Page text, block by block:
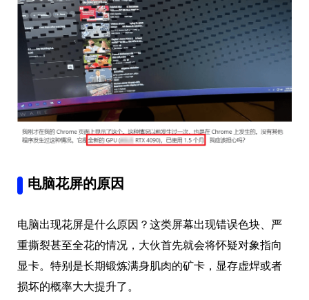
电脑花屏的原因
电脑出现花屏是什么原因？这类屏幕出现错误色块、严
重撕裂甚至全花的情况，大伙首先就会将怀疑对象指向
显卡。特别是长期锻炼满身肌肉的矿卡，显存虚焊或者
损坏的概率大大提升了。